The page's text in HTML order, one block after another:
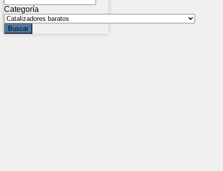
Categoría